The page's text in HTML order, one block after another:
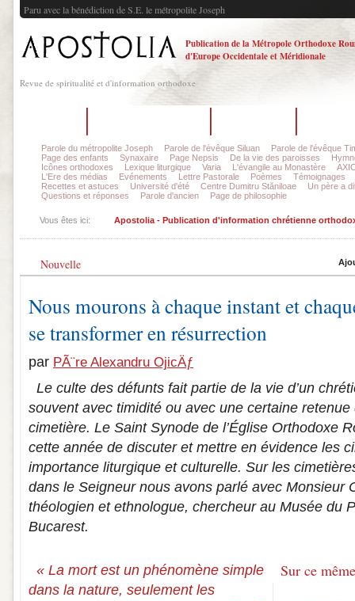
Paru avec la bénédiction de S.E. le métropolite Joseph
Publication de la Métropole Orthodoxe
d'Europe Occidentale et Méridionale
Revue de spiritualité et d'information orthodoxe
Parole du métropolite Joseph Parole de l'évêque Siluan
Parole de l'évêque
Page des enfants
Synaxaire Page Nepsis De la vie des paroisses
Icônes orthodoxes
Lexique liturgique Varia L'évangile au Monastère
L'Ere des médias
Evénements Lettre Pastorale Poèmes
Témoignages
Recettes et astuces
Université d'été Centre Dumitru Stăniloae
Un père a
Questions et réponses
Parole d'ancien Page de philosophie
Vous êtes ici: Apostolia - Publication d'information chrétienne
Nouvelle
Nous mourons à chaque instant et
se transformer en résurrection
par PÃ¨re Alexandru OjicÄƒ
Le culte des défunts fait partie de la vie d’un
souvent avec timidité ou avec une certaine
cimetière. Le Saint Synode de l’Église Orthodoxe
cette année de discuter et mettre en évidence les
importance liturgique et culturelle. Sur les
dans le Seigneur nous avons parlé avec Monsieur
théologien et ethnologue, chercheur au Musée du
Bucarest.
Sur ce
« La mort est un phénomène simple
dans la nature, seulement les